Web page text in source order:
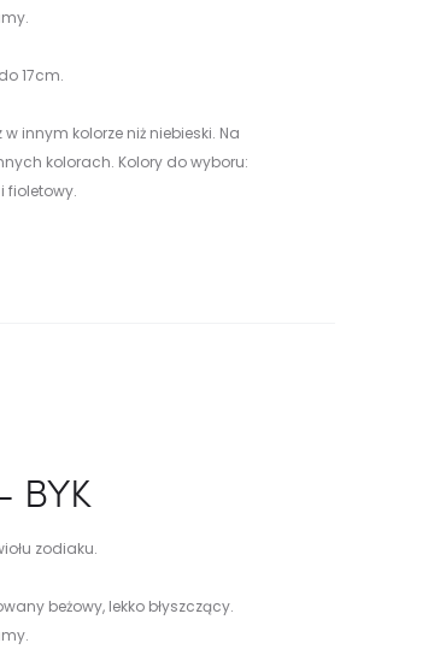
17cm.
innym kolorze niż niebieski. Na
kolorach. Kolory do wyboru:
fioletowy.
BYK
zodiaku.
beżowy, lekko błyszczący.